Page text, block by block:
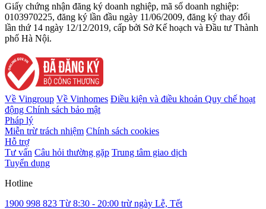
Giấy chứng nhận đăng ký doanh nghiệp, mã số doanh nghiệp:
0103970225, đăng ký lần đầu ngày 11/06/2009, đăng ký thay đổi
lần thứ 14 ngày 12/12/2019, cấp bởi Sở Kế hoạch và Đầu tư Thành
phố Hà Nội.
Về Vingroup Về Vinhomes Điều kiện và điều khoản Quy chế hoạt
động Chính sách bảo mật
Pháp lý
Miễn trừ trách nhiệm Chính sách cookies
Hỗ trợ
Tư vấn Câu hỏi thường gặp Trung tâm giao dịch
Tuyển dụng
Hotline
1900 998 823 Từ 8:30 - 20:00 trừ ngày Lễ, Tết